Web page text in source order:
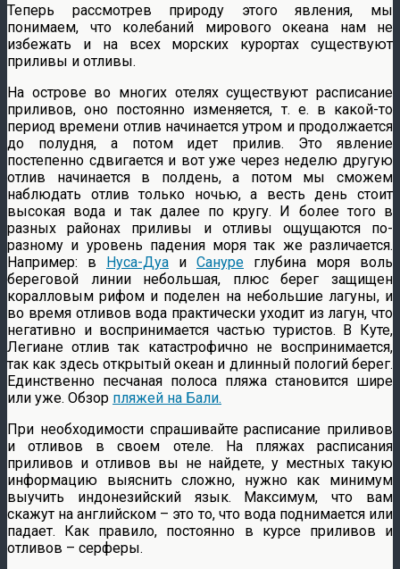
Теперь рассмотрев природу этого явления, мы
понимаем, что колебаний мирового океана нам не
избежать и на всех морских курортах существуют
приливы и отливы.
На острове во многих отелях существуют расписание
приливов, оно постоянно изменяется, т. е. в какой-то
период времени отлив начинается утром и продолжается
до полудня, а потом идет прилив. Это явление
постепенно сдвигается и вот уже через неделю другую
отлив начинается в полдень, а потом мы сможем
наблюдать отлив только ночью, а весть день стоит
высокая вода и так далее по кругу. И более того в
разных районах приливы и отливы ощущаются по-
разному и уровень падения моря так же различается.
Например: в Нуса-Дуа и Сануре глубина моря воль
береговой линии небольшая, плюс берег защищен
коралловым рифом и поделен на небольшие лагуны, и
во время отливов вода практически уходит из лагун, что
негативно и воспринимается частью туристов. В Куте,
Легиане отлив так катастрофично не воспринимается,
так как здесь открытый океан и длинный пологий берег.
Единственно песчаная полоса пляжа становится шире
или уже. Обзор пляжей на Бали.
При необходимости спрашивайте расписание приливов
и отливов в своем отеле. На пляжах расписания
приливов и отливов вы не найдете, у местных такую
информацию выяснить сложно, нужно как минимум
выучить индонезийский язык. Максимум, что вам
скажут на английском – это то, что вода поднимается или
падает. Как правило, постоянно в курсе приливов и
отливов – серферы.